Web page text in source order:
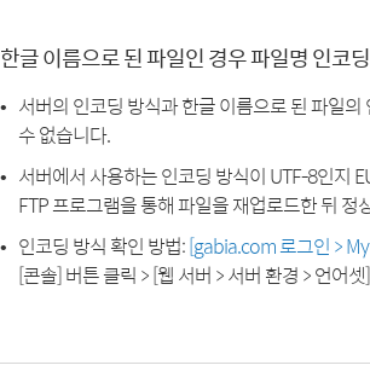
한글 이름으로 된 파일인 경우 파일명 인코
서버의 인코딩 방식과 한글 이름으로 된 파일
수 없습니다.
서버에서 사용하는 인코딩 방식이 UTF-8인지
FTP 프로그램을 통해 파일을 재업로드한 뒤
인코딩 방식 확인 방법:[gabia.com 로그인 >
[콘솔] 버튼 클릭 > [웹 서버 > 서버 환경 > 언어